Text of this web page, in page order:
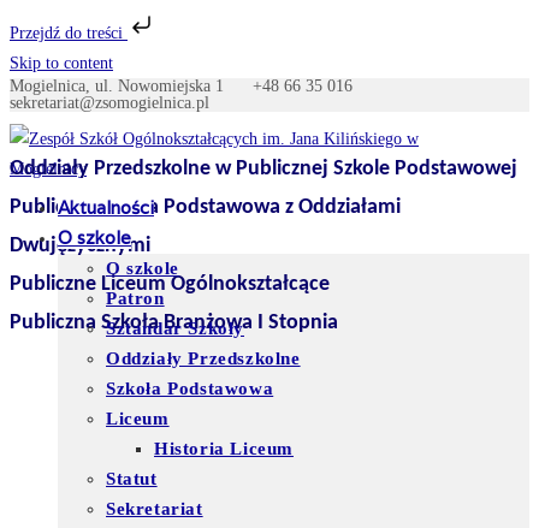
Przejdź do treści
Skip to content
Mogielnica, ul. Nowomiejska 1 +48 66 35 016
sekretariat@zsomogielnica.pl
Oddziały Przedszkolne w Publicznej Szkole Podstawowej
Publiczna Szkoła Podstawowa z Oddziałami
Dwujęzycznymi
Publiczne Liceum Ogólnokształcące
Publiczna Szkoła Branżowa I Stopnia
Aktualności
O szkole
O szkole
Patron
Sztandar Szkoły
Oddziały Przedszkolne
Szkoła Podstawowa
Liceum
Historia Liceum
Statut
Sekretariat